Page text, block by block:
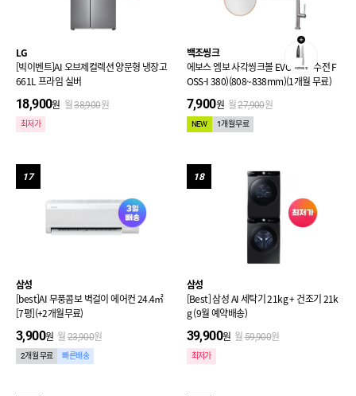
LG
[빅이벤트]AI 오브제컬렉션 양문형 냉장고
661L 프라임 실버
18,900원 월38,900원
최저가
백조씽크
에보스 엠보 사각씽크볼 EVOSS (+ 수전 F
OSS-I 380)(808~838mm)(1개월 무료)
7,900원 월27,900원
NEW 1개월 무료
17
삼성
[best]AI 무풍콤보 벽걸이 에어컨 24.4㎡
[7평](+2개월무료)
3,900원 월 23,900원
2개월 무료 빠른배송
18
삼성
[Best] 삼성 AI 세탁기 21kg + 건조기 21k
g (9월 예약배송)
39,900원 월59,900원
최저가